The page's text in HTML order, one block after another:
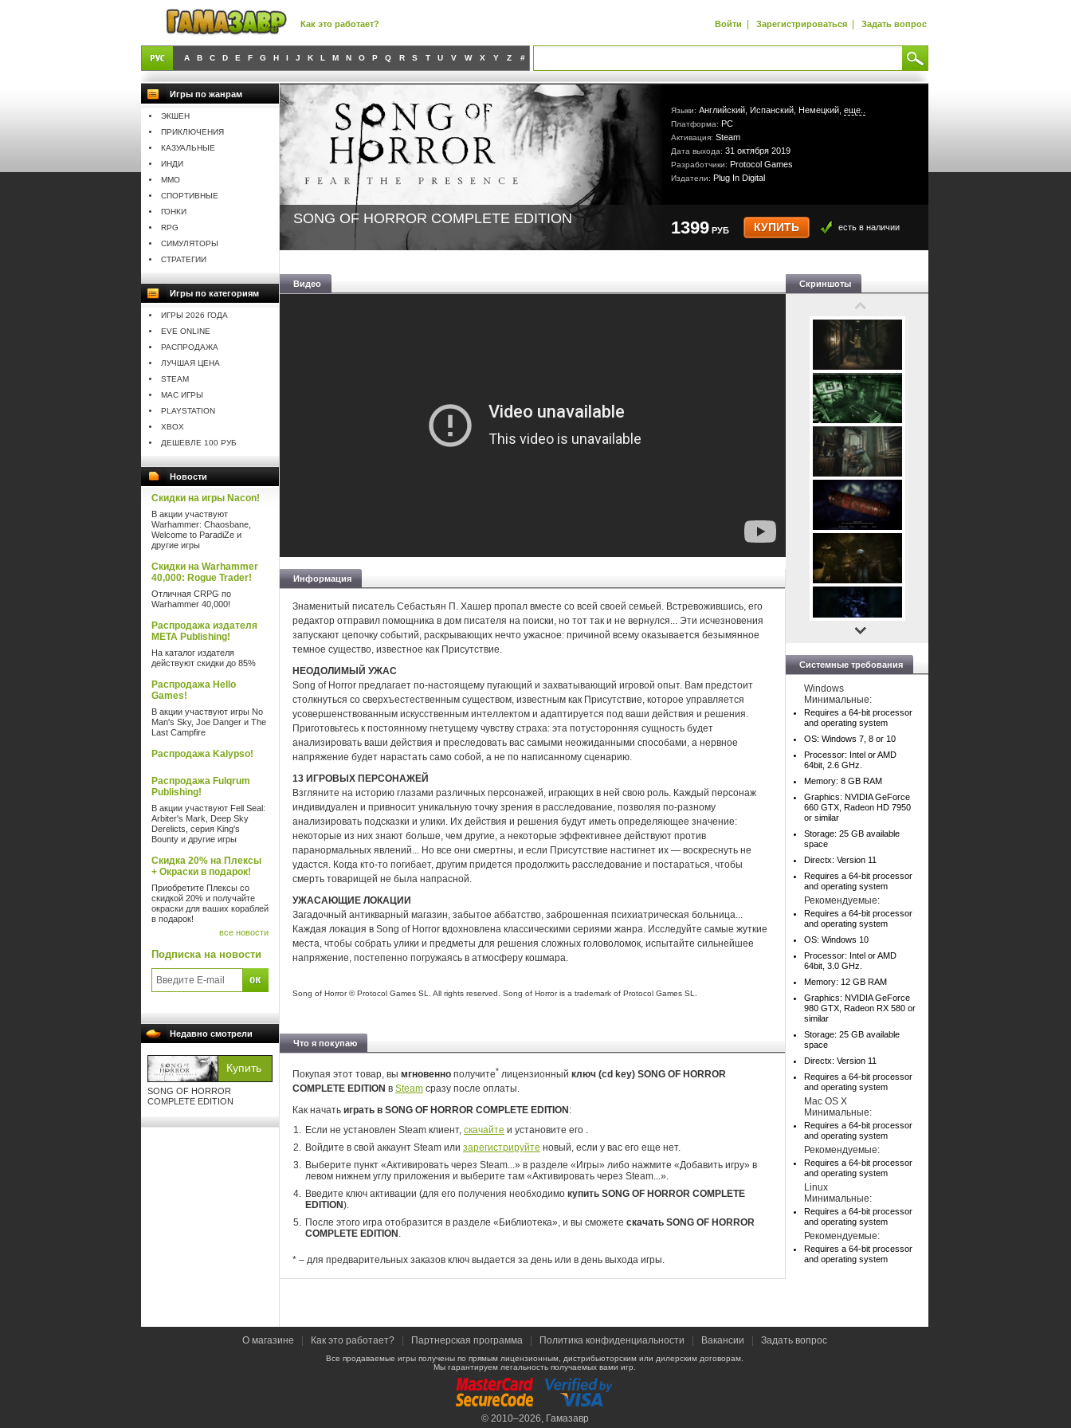
Как это работает? Войти | Зарегистрироваться | Задать вопрос
A B C D E F G H I J K L M N O P Q R S T U V W X Y Z #
Игры по жанрам
ЭКШЕН
ПРИКЛЮЧЕНИЯ
КАЗУАЛЬНЫЕ
ИНДИ
MMO
СПОРТИВНЫЕ
ГОНКИ
RPG
СИМУЛЯТОРЫ
СТРАТЕГИИ
Игры по категориям
ИГРЫ 2026 ГОДА
EVE ONLINE
РАСПРОДАЖА
ЛУЧШАЯ ЦЕНА
STEAM
MAC ИГРЫ
PLAYSTATION
XBOX
ДЕШЕВЛЕ 100 РУБ
Новости
Скидки на игры Nacon!
В акции участвуют
Warhammer: Chaosbane,
Welcome to ParadiZe и
другие игры
Скидки на Warhammer
40,000: Rogue Trader!
Отличная CRPG по
Warhammer 40,000!
Распродажа издателя
META Publishing!
На каталог издателя
действуют скидки до 85%
Распродажа Hello
Games!
В акции участвуют игры No
Man's Sky, Joe Danger и The
Last Campfire
Распродажа Kalypso!
Распродажа Fulqrum
Publishing!
В акции участвуют Fell Seal:
Arbiter's Mark, Deep Sky
Derelicts, серия King's
Bounty и другие игры
Скидка 20% на Плексы
+ Окраски в подарок!
Приобретите Плексы со
скидкой 20% и получайте
окраски для ваших кораблей
в подарок!
все новости
Подписка на новости
Недавно смотрели
SONG OF HORROR
COMPLETE EDITION
Языки: Английский, Испанский, Немецкий, еще..
Платформа: PC
Активация: Steam
Дата выхода: 31 октября 2019
Разработчики: Protocol Games
Издатели: Plug In Digital
SONG OF HORROR COMPLETE EDITION 1399 РУБ КУПИТЬ есть в наличии
Видео
Информация
Знаменитый писатель Себастьян П. Хашер пропал вместе со всей своей семьей. Встревожившись, его
редактор отправил помощника в дом писателя на поиски, но тот так и не вернулся... Эти исчезновения
запускают цепочку событий, раскрывающих нечто ужасное: причиной всему оказывается безымянное
темное существо, известное как Присутствие.
НЕОДОЛИМЫЙ УЖАС
Song of Horror предлагает по-настоящему пугающий и захватывающий игровой опыт. Вам предстоит
столкнуться со сверхъестественным существом, известным как Присутствие, которое управляется
усовершенствованным искусственным интеллектом и адаптируется под ваши действия и решения.
Приготовьтесь к постоянному гнетущему чувству страха: эта потусторонняя сущность будет
анализировать ваши действия и преследовать вас самыми неожиданными способами, а нервное
напряжение будет нарастать само собой, а не по написанному сценарию.
13 ИГРОВЫХ ПЕРСОНАЖЕЙ
Взгляните на историю глазами различных персонажей, играющих в ней свою роль. Каждый персонаж
индивидуален и привносит уникальную точку зрения в расследование, позволяя по-разному
анализировать подсказки и улики. Их действия и решения будут иметь определяющее значение:
некоторые из них знают больше, чем другие, а некоторые эффективнее действуют против
паранормальных явлений... Но все они смертны, и если Присутствие настигнет их — воскреснуть не
удастся. Когда кто-то погибает, другим придется продолжить расследование и постараться, чтобы
смерть товарищей не была напрасной.
УЖАСАЮЩИЕ ЛОКАЦИИ
Загадочный антикварный магазин, забытое аббатство, заброшенная психиатрическая больница...
Каждая локация в Song of Horror вдохновлена ​​классическими сериями жанра. Исследуйте самые жуткие
места, чтобы собрать улики и предметы для решения сложных головоломок, испытайте сильнейшее
напряжение, постепенно погружаясь в атмосферу кошмара.
Song of Horror © Protocol Games SL. All rights reserved. Song of Horror is a trademark of Protocol Games SL.
Что я покупаю
Покупая этот товар, вы мгновенно получите* лицензионный ключ (cd key) SONG OF HORROR
COMPLETE EDITION в Steam сразу после оплаты.
Как начать играть в SONG OF HORROR COMPLETE EDITION :
Если не установлен Steam клиент, скачайте и установите его .
Войдите в свой аккаунт Steam или зарегистрируйте новый, если у вас его еще нет.
Выберите пункт «Активировать через Steam...» в разделе «Игры» либо нажмите «Добавить игру» в
левом нижнем углу приложения и выберите там «Активировать через Steam...».
Введите ключ активации (для его получения необходимо купить SONG OF HORROR COMPLETE
EDITION).
После этого игра отобразится в разделе «Библиотека», и вы сможете скачать SONG OF HORROR
COMPLETE EDITION .
* – для предварительных заказов ключ выдается за день или в день выхода игры.
Скриншоты
Системные требования
Windows
Минимальные:
Requires a 64-bit processor
and operating system
OS: Windows 7, 8 or 10
Processor: Intel or AMD
64bit, 2.6 GHz.
Memory: 8 GB RAM
Graphics: NVIDIA GeForce
660 GTX, Radeon HD 7950
or similar
Storage: 25 GB available
space
Directx: Version 11
Requires a 64-bit processor
and operating system
Рекомендуемые:
Requires a 64-bit processor
and operating system
OS: Windows 10
Processor: Intel or AMD
64bit, 3.0 GHz.
Memory: 12 GB RAM
Graphics: NVIDIA GeForce
980 GTX, Radeon RX 580 or
similar
Storage: 25 GB available
space
Directx: Version 11
Requires a 64-bit processor
and operating system
Mac OS X
Минимальные:
Requires a 64-bit processor
and operating system
Рекомендуемые:
Requires a 64-bit processor
and operating system
Linux
Минимальные:
Requires a 64-bit processor
and operating system
Рекомендуемые:
Requires a 64-bit processor
and operating system
О магазине Как это работает? Партнерская программа Политика конфиденциальности Вакансии Задать вопрос
Все продаваемые игры получены по прямым лицензионным, дистрибьюторским или дилерским договорам.
Мы гарантируем легальность получаемых вами игр.
© 2010–2026, Гамазавр